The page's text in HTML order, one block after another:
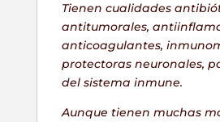
Tienen cualidades
antitumorales,
anticoagulantes,
protectoras neuronales,
del sistema inmune.
Aunque tienen muchas